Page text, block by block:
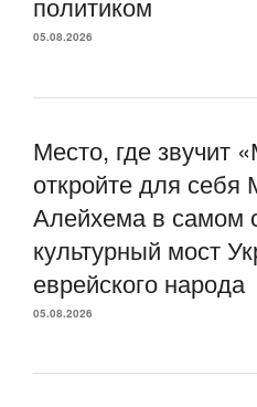
05.08.2026
Место, где звучит
откройте для
Алейхема в самом
культурный мост
еврейского народа
05.08.2026